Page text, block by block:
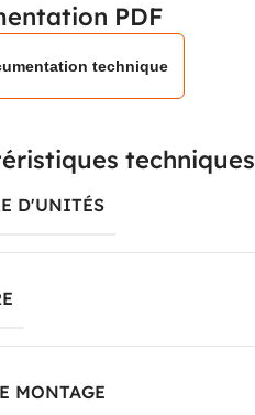
PDF
technique
techniques
D'UNITÉS
MONTAGE